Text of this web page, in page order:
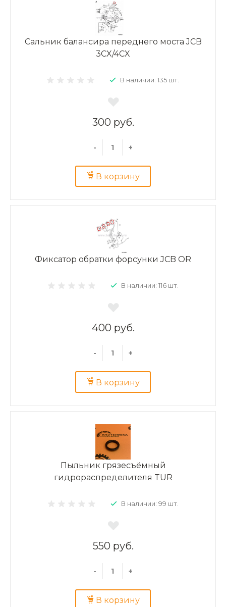
Сальник балансира переднего моста JCB
3CX/4CX
В наличии: 135 шт.
300 руб.
- +
В корзину
Фиксатор обратки форсунки JCB OR
В наличии: 116 шт.
400 руб.
- +
В корзину
Пыльник грязесъёмный
гидрораспределителя TUR
В наличии: 99 шт.
550 руб.
- +
В корзину